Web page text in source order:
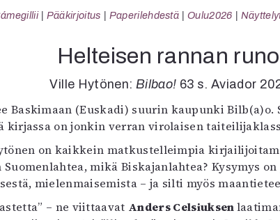
Sarjakuva
Pääkirjoitus
Oulu2026
Näyttelyt
Musiikki
Kuvataide
4/2026
6/2025
5/2025 saame
Lehtiarkisto
Pääkirjoitus Paperilehdestä Oulu2026
Helteisen rannan
Ville Hytönen: Bilbao! 63 s. Aviador
Baskimaan (Euskadi) suurin kaupunki Bilb(a)o.
kirjassa on jonkin verran virolaisen
on kaikkein matkustelleimpia
mikä Biskajanlahtea? Kysymys
mielenmaisemista – ja silti myös
– ne viittaavat Anders Celsiuksen